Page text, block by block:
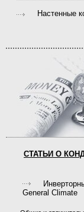
Настенные
СТАТЬИ О
General Climate